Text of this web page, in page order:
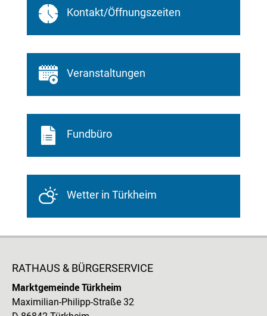
Kontakt/Öffnungszeiten
Veranstaltungen
Fundbüro
Wetter in Türkheim
RATHAUS & BÜRGERSERVICE
Marktgemeinde Türkheim
Maximilian-Philipp-Straße 32